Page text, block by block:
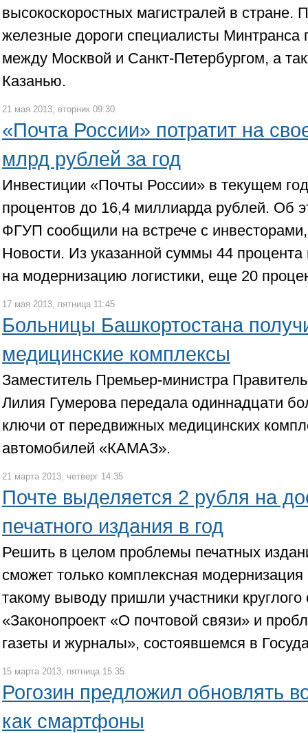
высокоскоростных магистралей в
железные дороги специалисты Минтранса
между Москвой и Санкт-Петербургом, а
Казанью.
21 мая 2013, вторник 09:30
«Почта России» потратит на
млрд рублей за год
Инвестиции «Почты России» в текущем
процентов до 16,4 миллиарда рублей. Об
ФГУП сообщили на встрече с
Новости. Из указанной суммы 44 процента
на модернизацию логистики, еще 20
17 мая 2013, пятница 11:45
Больницы Башкортостана
медицинские комплексы
Заместитель Премьер-министра
Лилия Гумерова передала одиннадцати
ключи от передвижных медицинских
автомобилей «КАМАЗ».
21 марта 2013, четверг 14:35
Почте выделяется 2 рубля на
печатного издания в год
Решить в целом проблемы печатных
сможет только комплексная
такому выводу пришли участники круглого
«Законопроект «О почтовой связи» и
газеты и журналы», состоявшемся в
15 марта 2013, пятница 15:35
Рогозин предложил обновлять
как смартфоны